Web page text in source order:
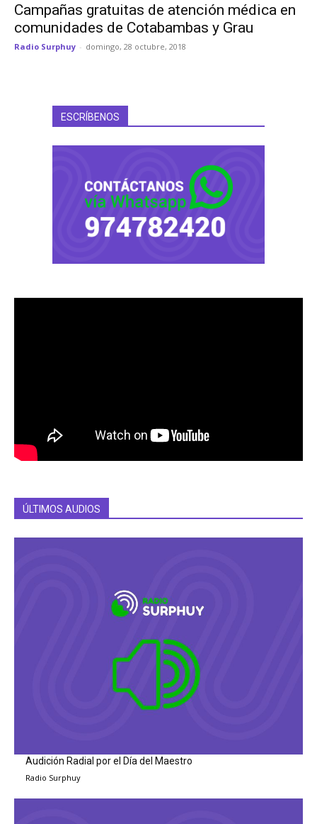
Campañas gratuitas de atención médica en
comunidades de Cotabambas y Grau
Radio Surphuy - domingo, 28 octubre, 2018
ESCRÍBENOS
ÚLTIMOS AUDIOS
Audición Radial por el Día del Maestro
Radio Surphuy